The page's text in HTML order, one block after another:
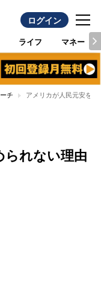
ログイン
ライフ マネー
チ アメリカが人民元安を止
られない理由